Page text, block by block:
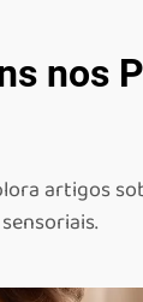
nos
artigos